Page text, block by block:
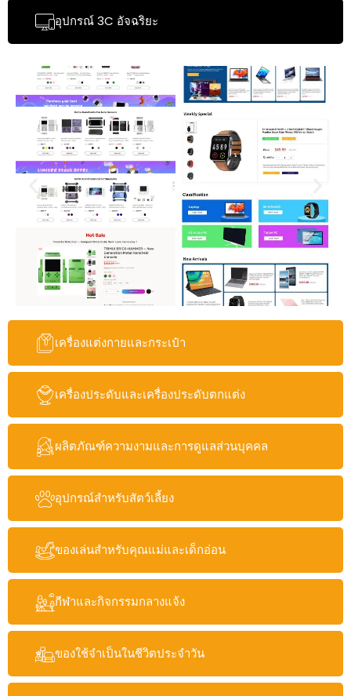
อุปกรณ์ 3C อัจฉริยะ
เครื่องแต่งกายและกระเป๋า
เครื่องประดับและเครื่องประดับตกแต่ง
ผลิตภัณฑ์ความงามและการดูแลส่วนบุคคล
อุปกรณ์สำหรับสัตว์เลี้ยง
ของเล่นสำหรับคุณแม่และเด็กอ่อน
กีฬาและกิจกรรมกลางแจ้ง
ของใช้จำเป็นในชีวิตประจำวัน